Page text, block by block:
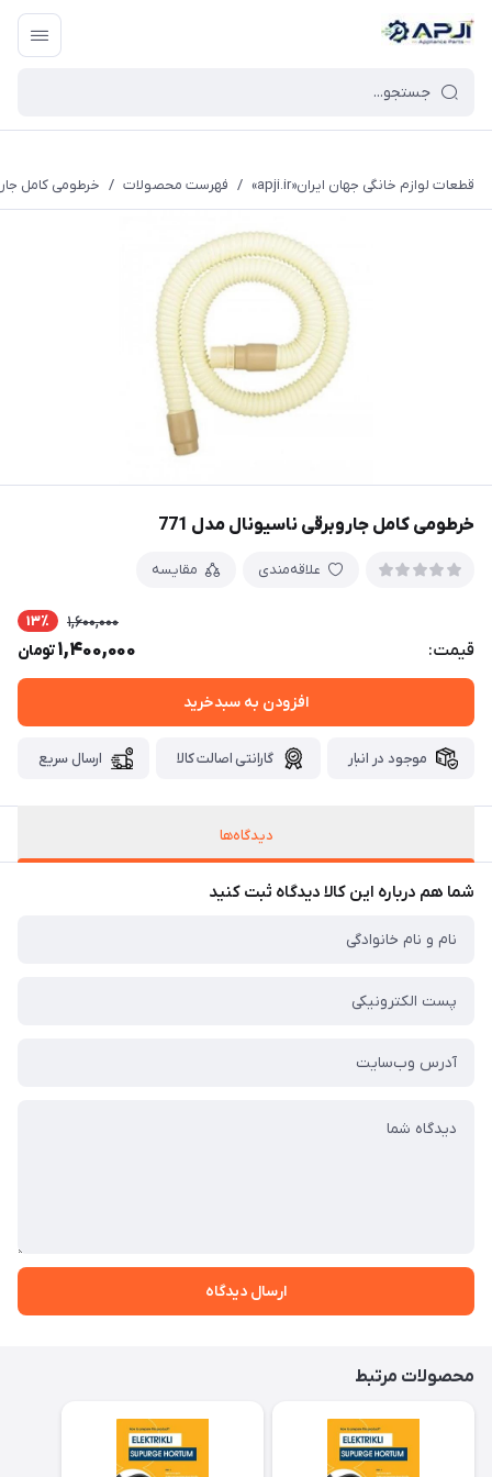
قطعات یدکی و جانبی لوازم خانگی جهان ایران
قطعات لوازم خانگی جهان ایران«apji.ir» / فهرست محصولات / خرطومی کامل
خرطومی کامل جاروبرقی ناسیونال مدل 771
علاقه‌مندی مقایسه
قیمت:
1,600,000 13٪
1,400,000تومان
افزودن به سبدخرید
موجود در انبار گارانتی اصالت کالا ارسال سریع
دیدگاه‌ها
شما هم درباره این کالا دیدگاه ثبت کنید
ارسال دیدگاه
محصولات مرتبط